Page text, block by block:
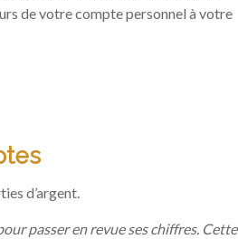
de votre compte personnel à votre
d’argent.
passer en revue ses chiffres. Cette